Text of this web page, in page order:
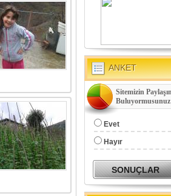
ANKET
Sitemizin
Buluyormusunuz
Evet
Hayır